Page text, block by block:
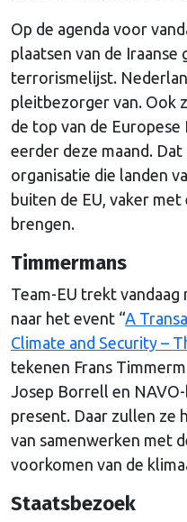
Op de agenda voor
plaatsen van de Iraanse
terrorismelijst.
pleitbezorger van. Ook
de top van de Europese
eerder deze maand.
organisatie die landen
buiten de EU, vaker
brengen.
Timmermans
Team-EU trekt
naar het event “A
Climate and Security –
tekenen Frans
Josep Borrell en
present. Daar zullen ze
van samenwerken met
voorkomen van de
Staatsbezoek